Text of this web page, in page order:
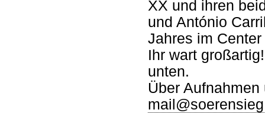
XX und ihren
und António
Jahres im
Ihr wart
unten.
Über